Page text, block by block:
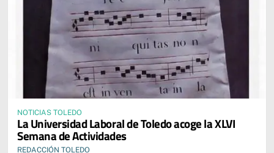
NOTICIAS TOLEDO
La Universidad Laboral de Toledo acoge la XLVI
Semana de Actividades
REDACCIÓN TOLEDO